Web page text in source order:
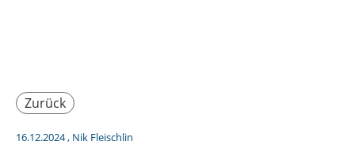
Zurück
16.12.2024, Nik Fleischlin